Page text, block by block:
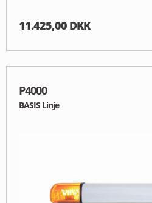
11.425,00 DKK
P4000
BASIS Linje